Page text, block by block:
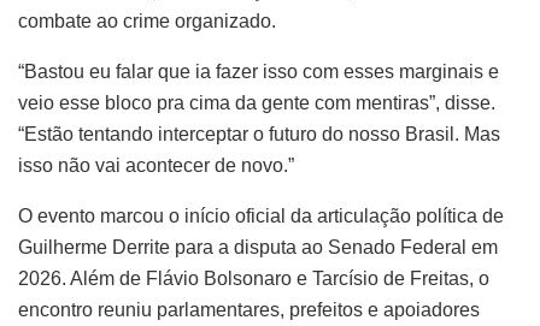
combate ao crime organizado.
“Bastou eu falar que ia fazer isso com esses marginais e
veio esse bloco pra cima da gente com mentiras”, disse.
“Estão tentando interceptar o futuro do nosso Brasil. Mas
isso não vai acontecer de novo.”
O evento marcou o início oficial da articulação política de
Guilherme Derrite para a disputa ao Senado Federal em
2026. Além de Flávio Bolsonaro e Tarcísio de Freitas, o
encontro reuniu parlamentares, prefeitos e apoiadores